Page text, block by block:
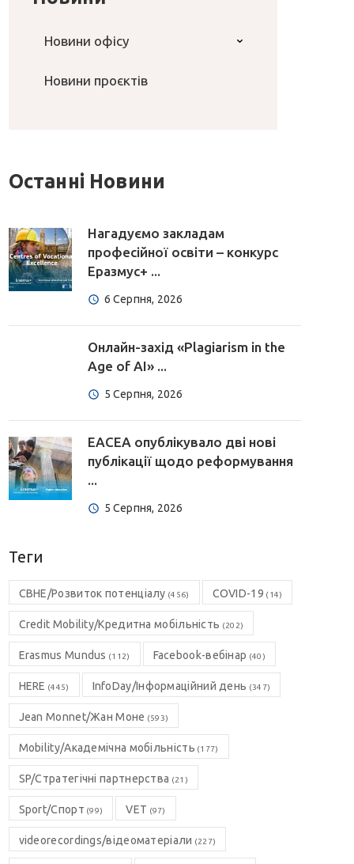
Новини офісу
Новини проєктів
Останні Новини
Нагадуємо закладам
професійної освіти – конкурс
Еразмус+ ...
6 Серпня, 2026
Онлайн-захід «Plagiarism in the
Age of AI» ...
5 Серпня, 2026
EACEA опублікувало дві нові
публікації щодо реформування
...
5 Серпня, 2026
Теги
CBHE/Розвиток потенціалу (456) COVID-19 (14)
Credit Mobility/Кредитна мобільність (202)
Erasmus Mundus (112) Facebook-вебінар (40)
HERE (445) InfoDay/Інформаційний день (347)
Jean Monnet/Жан Моне (593)
Mobility/Академічна мобільність (177)
SP/Стратегічні партнерства (21)
Sport/Спорт (99) VET (97)
videorecordings/відеоматеріали (227)